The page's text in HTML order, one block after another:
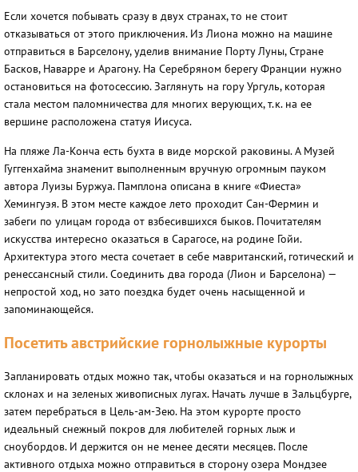
Если хочется побывать сразу в двух странах, то не стоит
отказываться от этого приключения. Из Лиона можно на машине
отправиться в Барселону, уделив внимание Порту Луны, Стране
Басков, Наварре и Арагону. На Серебряном берегу Франции нужно
остановиться на фотосессию. Заглянуть на гору Ургуль, которая
стала местом паломничества для многих верующих, т.к. на ее
вершине расположена статуя Иисуса.
На пляже Ла-Конча есть бухта в виде морской раковины. А Музей
Гуггенхайма знаменит выполненным вручную огромным пауком
автора Луизы Буржуа. Памплона описана в книге «Фиеста»
Хемингуэя. В этом месте каждое лето проходит Сан-Фермин и
забеги по улицам города от взбесившихся быков. Почитателям
искусства интересно оказаться в Сарагосе, на родине Гойи.
Архитектура этого места сочетает в себе мавританский, готический и
ренессансный стили. Соединить два города (Лион и Барселона) —
непростой ход, но зато поездка будет очень насыщенной и
запоминающейся.
Посетить австрийские горнолыжные курорты
Запланировать отдых можно так, чтобы оказаться и на горнолыжных
склонах и на зеленых живописных лугах. Начать лучше в Зальцбурге,
затем перебраться в Цель-ам-Зею. На этом курорте просто
идеальный снежный покров для любителей горных лыж и
сноубордов. И держится он не менее десяти месяцев. После
активного отдыха можно отправиться в сторону озера Мондзее